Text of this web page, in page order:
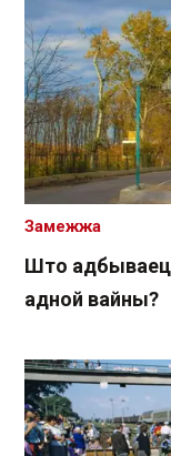
Што
адной вайны?
Замежжа